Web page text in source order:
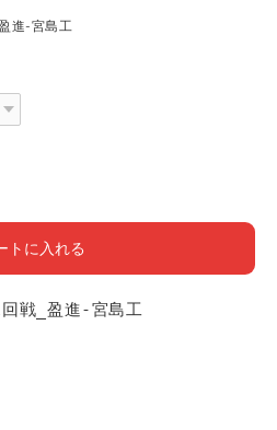
進-宮島工
トに入れる
戦_盈進-宮島工